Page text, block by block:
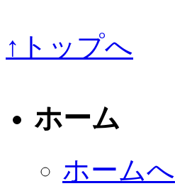
↑トップへ
ホーム
ホームへ